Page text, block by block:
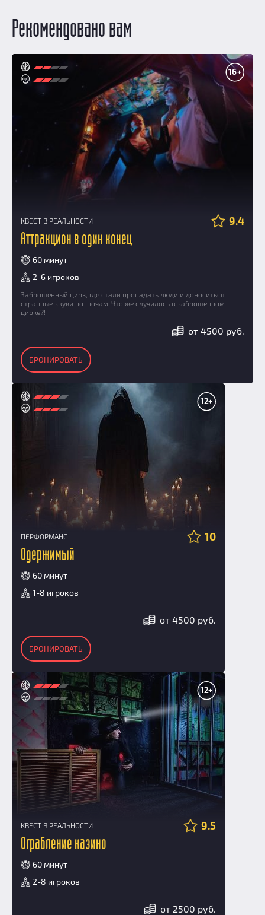
Рекомендовано вам
16+
КВЕСТ В РЕАЛЬНОСТИ 9.4
Аттракцион в один конец
60 минут
2-6 игроков
Заброшенный цирк, где стали пропадать люди и доноситься
странные звуки по ночам..Что же случилось в заброшенном
цирке?!
от 4500 руб.
БРОНИРОВАТЬ
12+
ПЕРФОРМАНС 10
Одержимый
60 минут
1-8 игроков
от 4500 руб.
БРОНИРОВАТЬ
12+
КВЕСТ В РЕАЛЬНОСТИ 9.5
Ограбление казино
60 минут
2-8 игроков
от 2500 руб.